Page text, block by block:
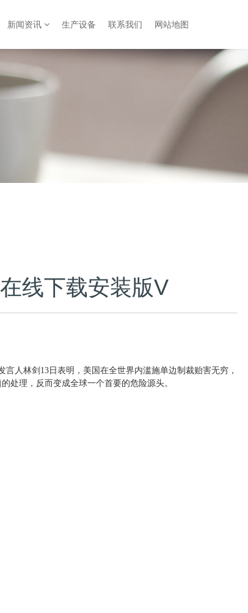
新闻资讯 生产设备 联系我们 网站地图
线下载安装版V
人林剑13日表明，美国在全世界内滥施单边制裁贻害无穷，
处理，反而变成全球一个首要的危险源头。